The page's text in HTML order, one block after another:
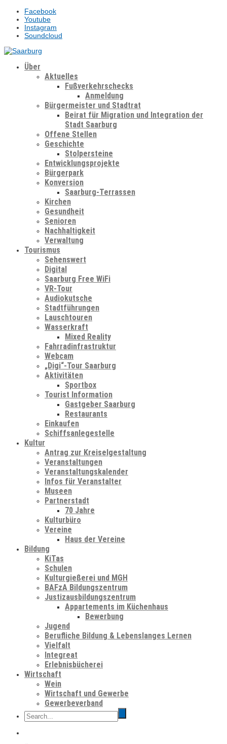
Facebook
Youtube
Instagram
Soundcloud
Über
Aktuelles
Fußverkehrschecks
Anmeldung
Bürgermeister und Stadtrat
Beirat für Migration und Integration der
Stadt Saarburg
Offene Stellen
Geschichte
Stolpersteine
Entwicklungsprojekte
Bürgerpark
Konversion
Saarburg-Terrassen
Kirchen
Gesundheit
Senioren
Nachhaltigkeit
Verwaltung
Tourismus
Sehenswert
Digital
Saarburg Free WiFi
VR-Tour
Audiokutsche
Stadtführungen
Lauschtouren
Wasserkraft
Mixed Reality
Fahrradinfrastruktur
Webcam
„Digi“-Tour Saarburg
Aktivitäten
Sportbox
Tourist Information
Gastgeber Saarburg
Restaurants
Einkaufen
Schiffsanlegestelle
Kultur
Antrag zur Kreiselgestaltung
Veranstaltungen
Veranstaltungskalender
Infos für Veranstalter
Museen
Partnerstadt
70 Jahre
Kulturbüro
Vereine
Haus der Vereine
Bildung
KiTas
Schulen
Kulturgießerei und MGH
BAFzA Bildungszentrum
Justizausbildungszentrum
Appartements im Küchenhaus
Bewerbung
Jugend
Berufliche Bildung & Lebenslanges Lernen
Vielfalt
Integreat
Erlebnisbücherei
Wirtschaft
Wein
Wirtschaft und Gewerbe
Gewerbeverband